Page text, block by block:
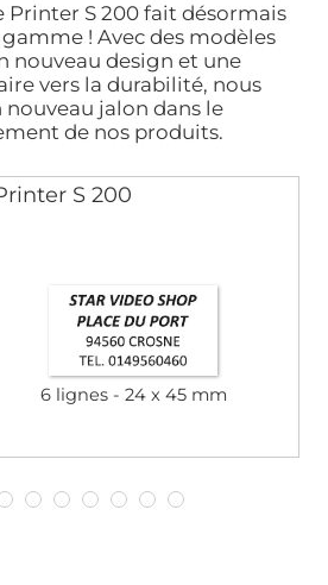
Printer S 200 fait désormais
gamme! Avec des modèles
nouveau design et une
vers la durabilité, nous
nouveau jalon dans le
de nos produits.
S 200
6 lignes 24 x 45 mm